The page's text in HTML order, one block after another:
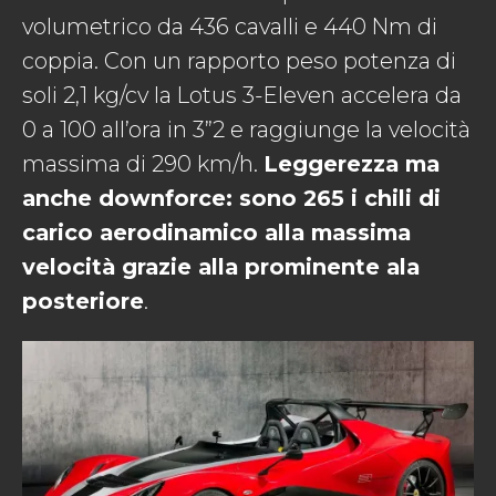
volumetrico da 436 cavalli e 440 Nm di
coppia. Con un rapporto peso potenza di
soli 2,1 kg/cv la Lotus 3-Eleven accelera da
0 a 100 all’ora in 3”2 e raggiunge la velocità
massima di 290 km/h. Leggerezza ma
anche downforce: sono 265 i chili di
carico aerodinamico alla massima
velocità grazie alla prominente ala
posteriore.